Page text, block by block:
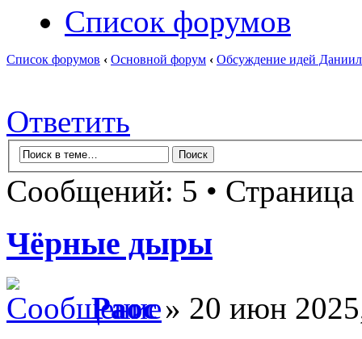
Список форумов
Список форумов ‹ Основной форум ‹ Обсуждение идей
Ответить
Сообщений: 5 • Страница
Чёрные дыры
Раос» 20 июн